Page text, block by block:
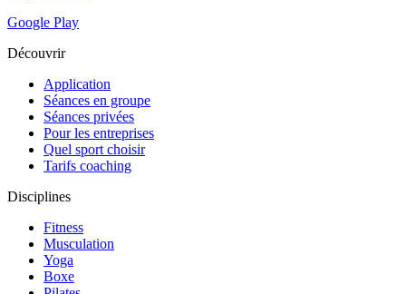
Google Play
Découvrir
Application
Séances en groupe
Séances privées
Pour les entreprises
Quel sport choisir
Tarifs coaching
Disciplines
Fitness
Musculation
Yoga
Boxe